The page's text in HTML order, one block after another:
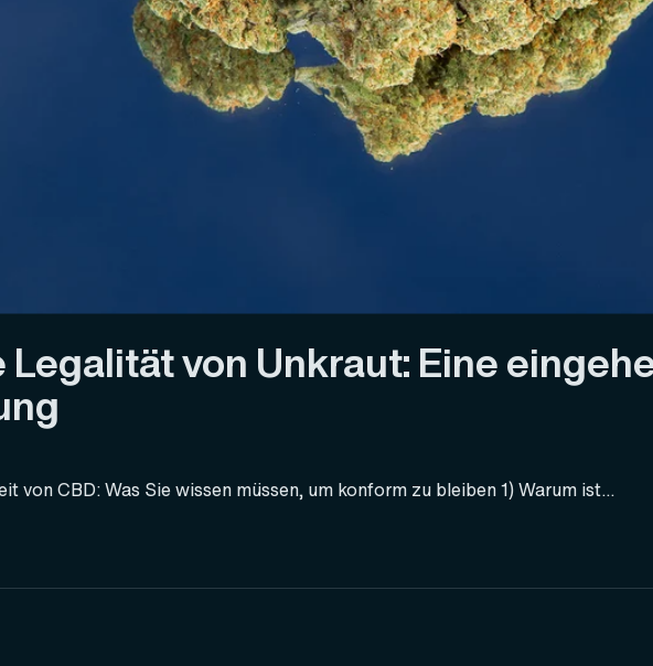
Legalität von Unkraut: Eine
von CBD: Was Sie wissen müssen, um konform zu bleiben 1) Warum ist...